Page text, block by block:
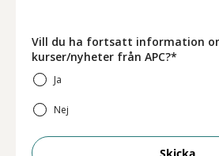
Vill du ha fortsatt information
kurser/nyheter från APC?*
Ja
Nej